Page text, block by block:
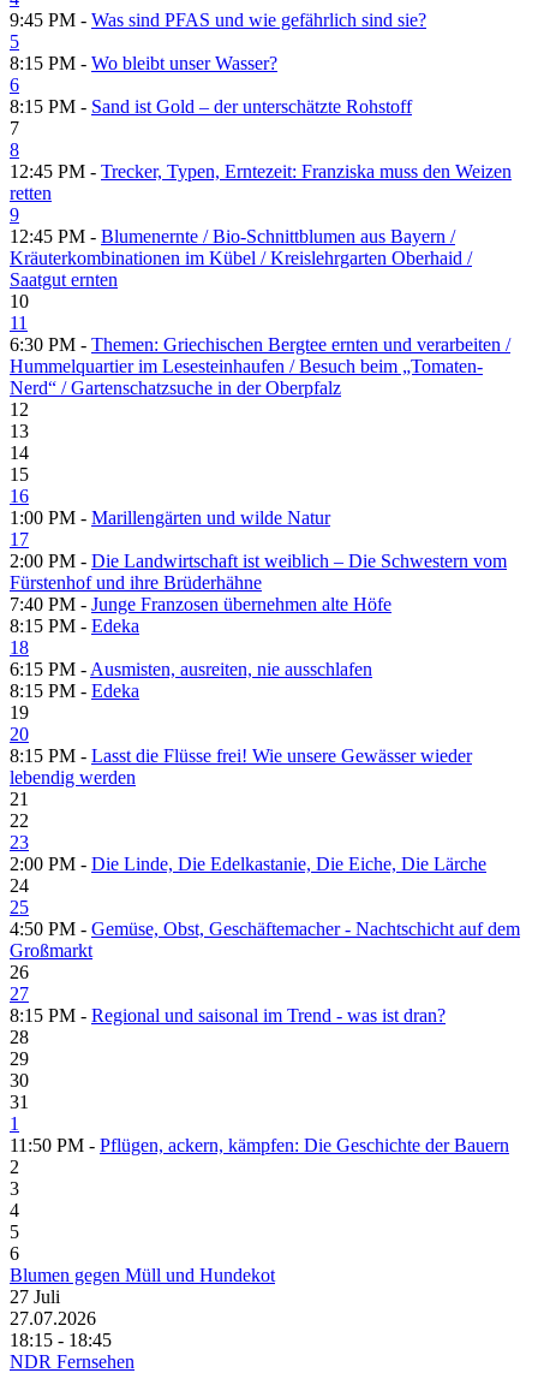
9:45 PM - Was sind PFAS und wie gefährlich sind sie?
5
8:15 PM - Wo bleibt unser Wasser?
6
8:15 PM - Sand ist Gold – der unterschätzte Rohstoff
7
8
12:45 PM - Trecker, Typen, Erntezeit: Franziska muss den Weizen
retten
9
12:45 PM - Blumenernte /​ Bio-Schnittblumen aus Bayern /​
Kräuterkombinationen im Kübel /​ Kreislehrgarten Oberhaid /​
Saatgut ernten
10
11
6:30 PM - Themen: Griechischen Bergtee ernten und verarbeiten /​
Hummelquartier im Lesesteinhaufen /​ Besuch beim „Tomaten-
Nerd“ /​ Gartenschatzsuche in der Oberpfalz
12
13
14
15
16
1:00 PM - Marillengärten und wilde Natur
17
2:00 PM - Die Landwirtschaft ist weiblich – Die Schwestern vom
Fürstenhof und ihre Brüderhähne
7:40 PM - Junge Franzosen übernehmen alte Höfe
8:15 PM - Edeka
18
6:15 PM - Ausmisten, ausreiten, nie ausschlafen
8:15 PM - Edeka
19
20
8:15 PM - Lasst die Flüsse frei! Wie unsere Gewässer wieder
lebendig werden
21
22
23
2:00 PM - Die Linde, Die Edelkastanie, Die Eiche, Die Lärche
24
25
4:50 PM - Gemüse, Obst, Geschäftemacher - Nachtschicht auf dem
Großmarkt
26
27
8:15 PM - Regional und saisonal im Trend - was ist dran?
28
29
30
31
1
11:50 PM - Pflügen, ackern, kämpfen: Die Geschichte der Bauern
2
3
4
5
6
Blumen gegen Müll und Hundekot
27 Juli
27.07.2026
18:15 - 18:45
NDR Fernsehen